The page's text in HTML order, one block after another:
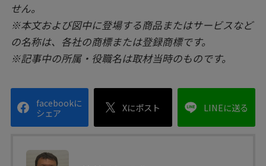
せん。
※本文および図中に登場する商品またはサービスなど
の名称は、各社の商標または登録商標です。
※記事中の所属・役職名は取材当時のものです。
facebookに
シェア
Xにポスト LINEに送る